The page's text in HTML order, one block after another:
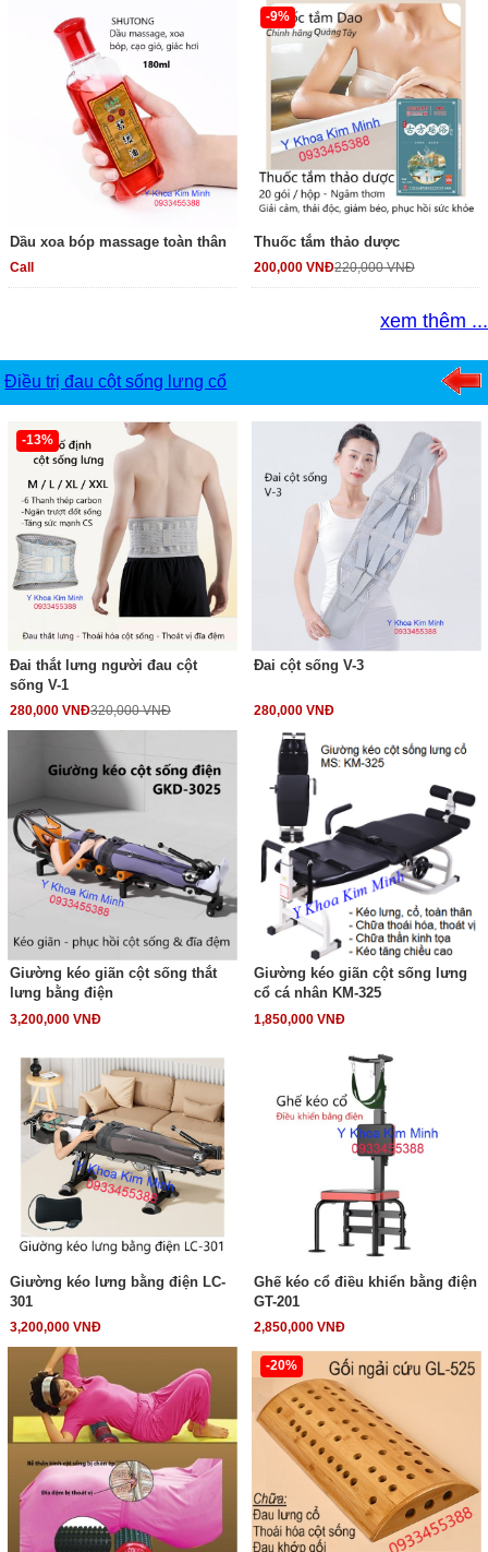
Dầu xoa bóp massage toàn thân
Call
-9%
Thuốc tắm thảo dược
200,000 VNĐ220,000 VNĐ
xem thêm ...
Điều trị đau cột sống lưng cổ
-13%
Đai thắt lưng người đau cột
sống V-1
280,000 VNĐ320,000 VNĐ
Đai cột sống V-3
280,000 VNĐ
Giường kéo giãn cột sống thắt
lưng bằng điện
3,200,000 VNĐ
Giường kéo giãn cột sống lưng
cổ cá nhân KM-325
1,850,000 VNĐ
Giường kéo lưng bằng điện LC-
301
3,200,000 VNĐ
Ghế kéo cổ điều khiển bằng điện
GT-201
2,850,000 VNĐ
-20%